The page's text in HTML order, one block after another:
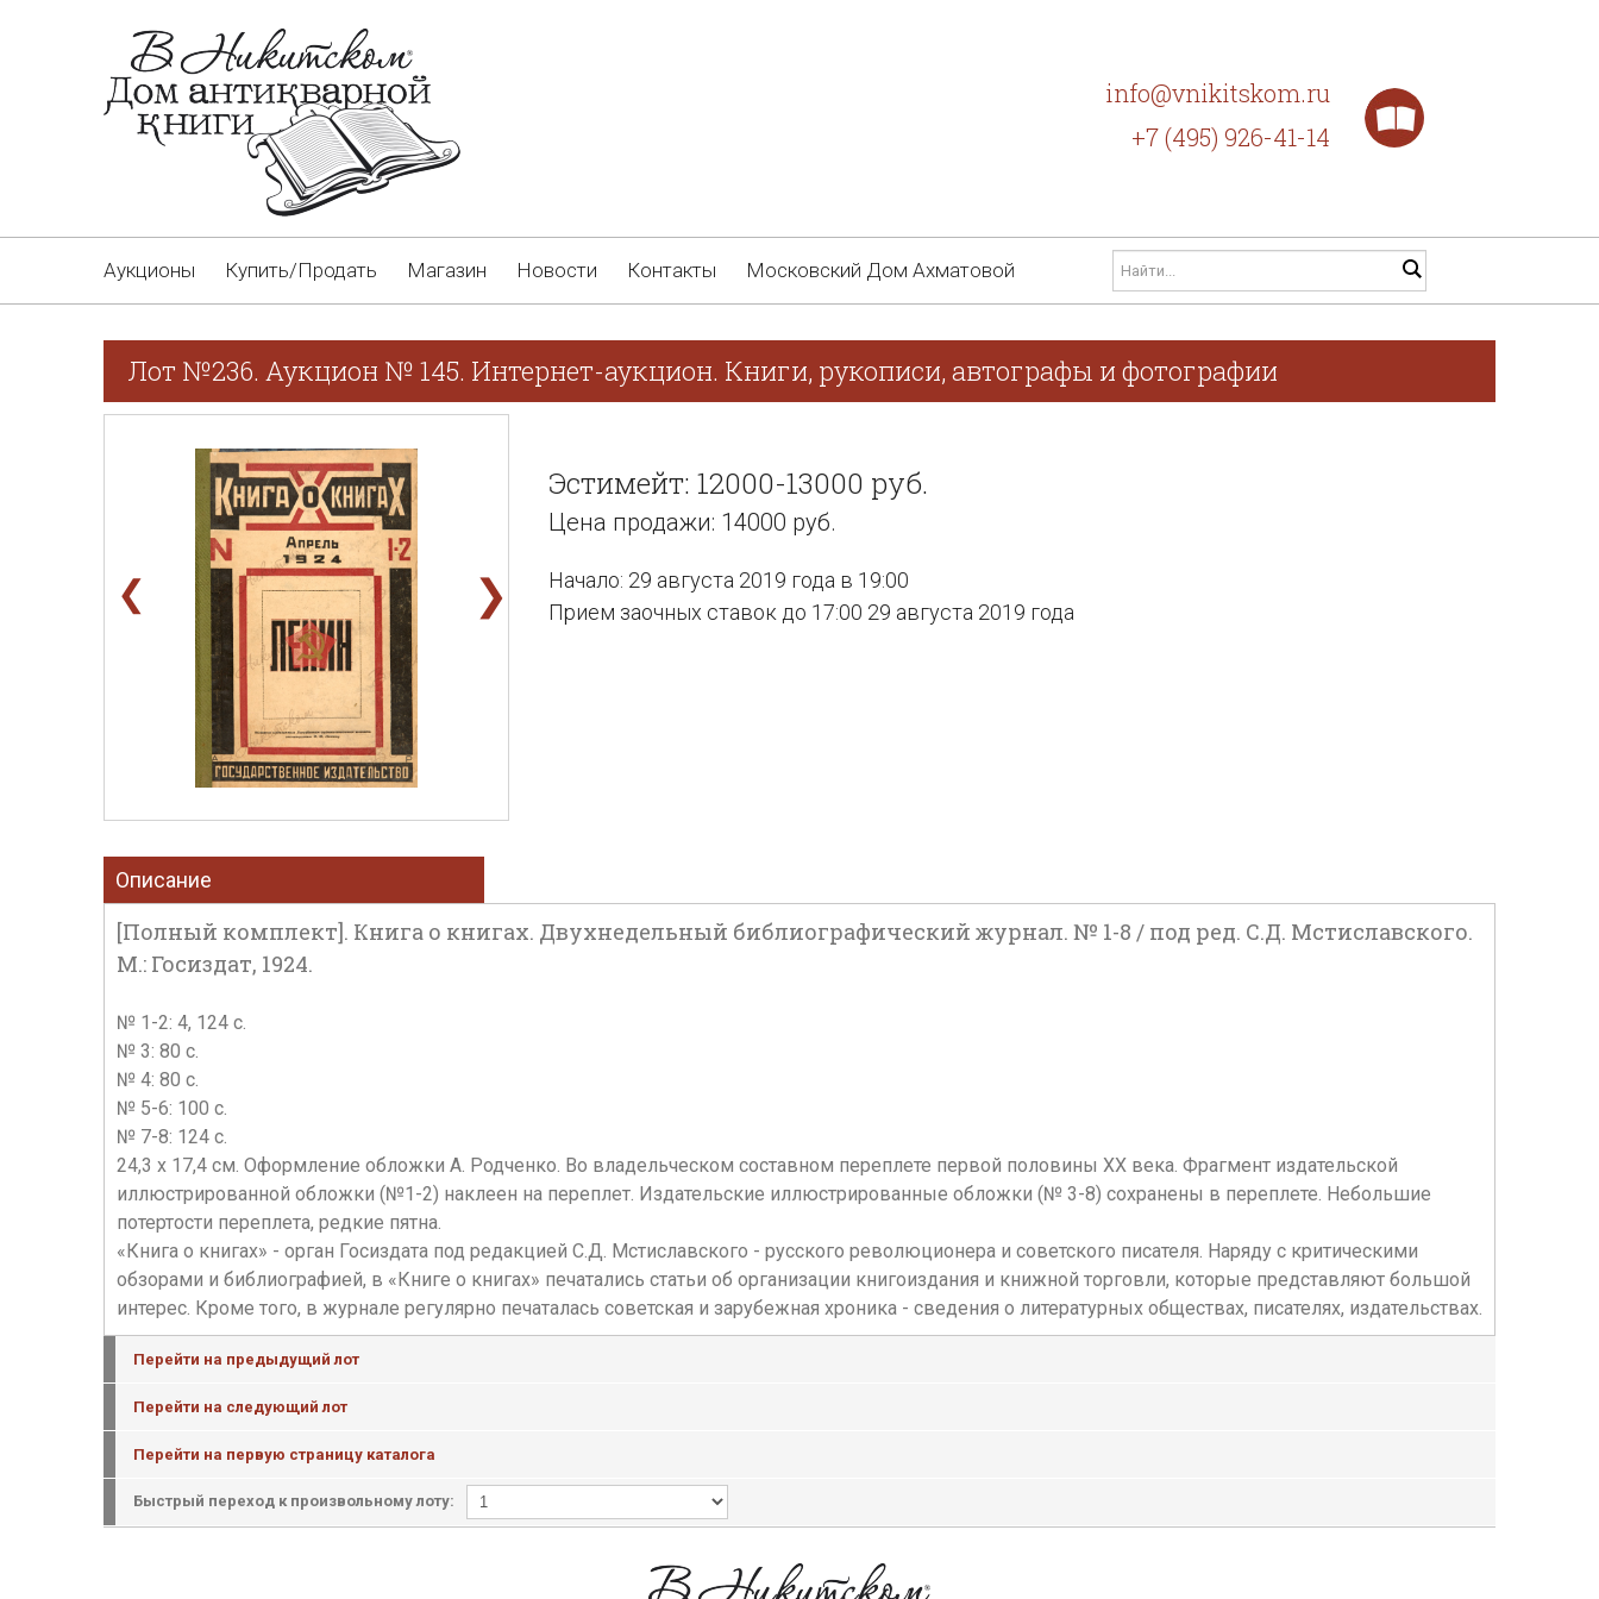
info@vnikitskom.ru
+7 (495) 926-41-14
Аукционы Купить/Продать Магазин Новости Контакты Московский Дом Ахматовой
Лот №236. Аукцион № 145. Интернет-аукцион. Книги, рукописи, автографы и фотографии
❮ ❯
Эстимейт: 12000-13000 руб.
Цена продажи: 14000 руб.
Начало: 29 августа 2019 года в 19:00
Прием заочных ставок до 17:00 29 августа 2019 года
Описание
[Полный комплект]. Книга о книгах. Двухнедельный библиографический журнал. № 1-8 / под ред. С.Д. Мстиславского.
М.: Госиздат, 1924.
№ 1-2: 4, 124 с.
№ 3: 80 с.
№ 4: 80 с.
№ 5-6: 100 с.
№ 7-8: 124 с.
24,3 х 17,4 см. Оформление обложки А. Родченко. Во владельческом составном переплете первой половины XX века. Фрагмент издательской
иллюстрированной обложки (№1-2) наклеен на переплет. Издательские иллюстрированные обложки (№ 3-8) сохранены в переплете. Небольшие
потертости переплета, редкие пятна.
«Книга о книгах» - орган Госиздата под редакцией С.Д. Мстиславского - русского революционера и советского писателя. Наряду с критическими
обзорами и библиографией, в «Книге о книгах» печатались статьи об организации книгоиздания и книжной торговли, которые представляют большой
интерес. Кроме того, в журнале регулярно печаталась советская и зарубежная хроника - сведения о литературных обществах, писателях, издательствах.
Перейти на предыдущий лот
Перейти на следующий лот
Перейти на первую страницу каталога
Быстрый переход к произвольному лоту: